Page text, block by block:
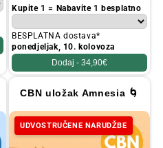
cijena
Kupite 1 = Nabavite 1 besplatno
BESPLATNA dostava*
ponedjeljak, 10. kolovoza
Dodaj - 34,90€
CBN uložak Amnesia 🌀
UDVOSTRUČENE NARUDŽBE